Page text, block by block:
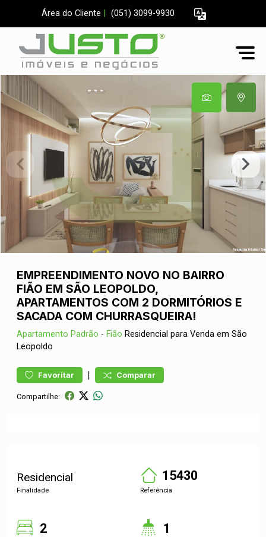
Área do Cliente (051) 3099-9930
EMPREENDIMENTO NOVO NO BAIRRO
FIÃO EM SÃO LEOPOLDO,
APARTAMENTOS COM 2 DORMITÓRIOS E
SACADA COM CHURRASQUEIRA!
Apartamento Padrão - Fião Residencial para Venda em São
Leopoldo
Favoritar | Comparar
Compartilhe:
Residencial
Finalidade
15430
Referência
2 1